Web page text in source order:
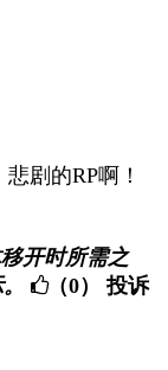
剧的RP啊！
开时所需之
（0） 投诉